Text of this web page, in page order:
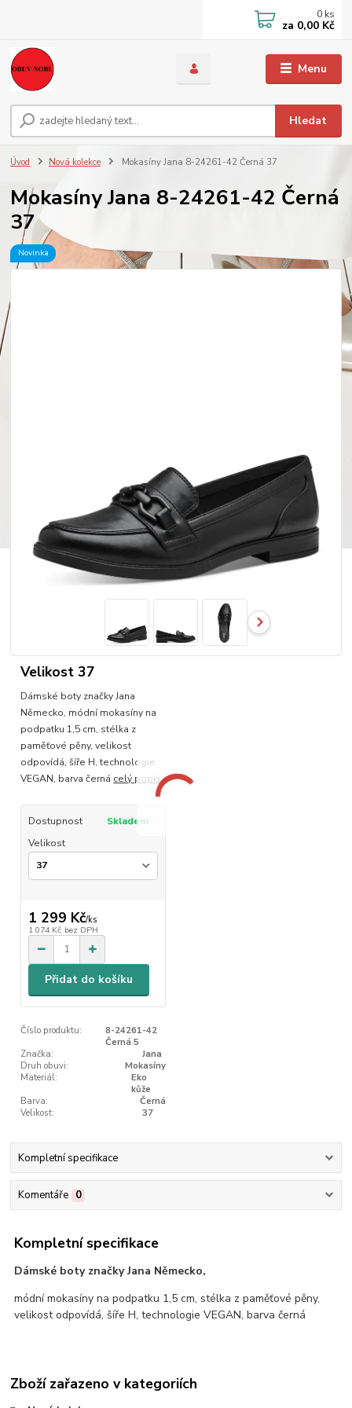
Menu
Hledat
0 ks
za 0,00 Kč
Úvod Nová kolekce Mokasíny Jana 8-24261-42 Černá 37
Mokasíny Jana 8-24261-42 Černá
37
Novinka
Velikost 37
Dámské boty značky Jana
Německo, módní mokasíny na
podpatku 1,5 cm, stélka z
paměťové pěny, velikost
odpovídá, šíře H, technologie
VEGAN, barva černá celý popis
Dostupnost
Skladem
Velikost
1 299 Kč/ks
1 074 Kč bez DPH
Přidat do košíku
Číslo produktu:
8-24261-42
Černá 5
Značka:
Jana
Druh obuvi:
Mokasíny
Materiál:
Eko
kůže
Barva:
Černá
Velikost:
37
Kompletní specifikace
Komentáře 0
Kompletní specifikace
Dámské boty značky Jana Německo,
módní mokasíny na podpatku 1,5 cm, stélka z paměťové pěny,
velikost odpovídá, šíře H, technologie VEGAN, barva černá
Zboží zařazeno v kategoriích